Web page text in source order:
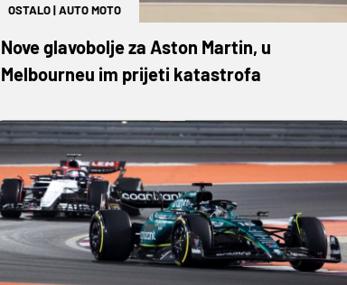
OSTALO|AUTO MOTO
Nove glavobolje za Aston Martin, u
Melbourneu im prijeti katastrofa